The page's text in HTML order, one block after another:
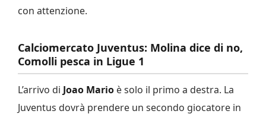
con attenzione.
Calciomercato Juventus: Molina dice di no,
Comolli pesca in Ligue 1
L’arrivo di Joao Mario è solo il primo a destra. La
Juventus dovrà prendere un secondo giocatore in